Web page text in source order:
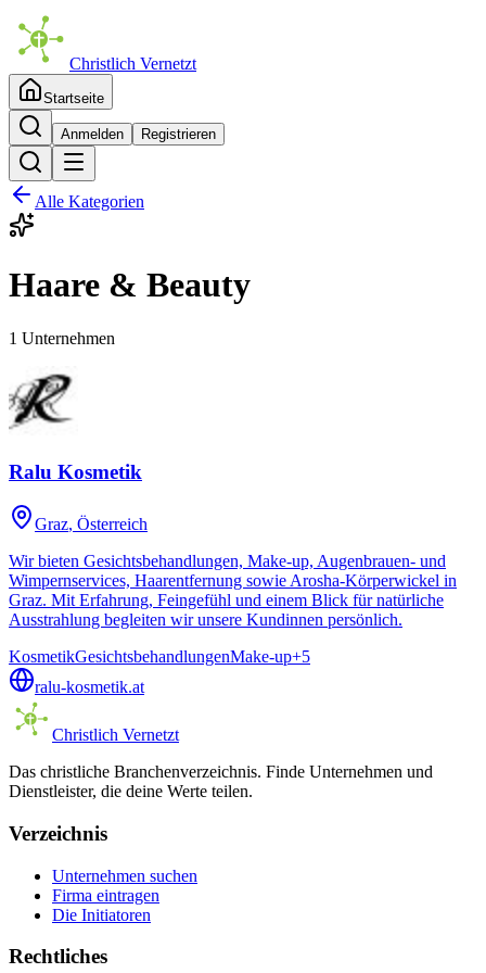
Christlich Vernetzt
Startseite
Anmelden Registrieren
Alle Kategorien
Haare & Beauty
1 Unternehmen
Ralu Kosmetik
Graz, Österreich
Wir bieten Gesichtsbehandlungen, Make-up, Augenbrauen- und
Wimpernservices, Haarentfernung sowie Arosha-Körperwickel in
Graz. Mit Erfahrung, Feingefühl und einem Blick für natürliche
Ausstrahlung begleiten wir unsere Kundinnen persönlich.
KosmetikGesichtsbehandlungenMake-up+5
ralu-kosmetik.at
Christlich Vernetzt
Das christliche Branchenverzeichnis. Finde Unternehmen und
Dienstleister, die deine Werte teilen.
Verzeichnis
Unternehmen suchen
Firma eintragen
Die Initiatoren
Rechtliches